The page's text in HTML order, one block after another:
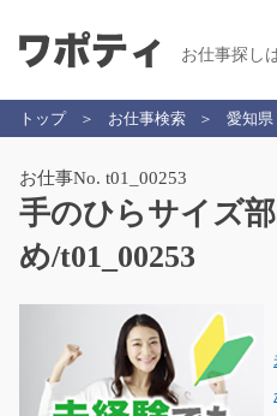
お仕事探し
トップ お仕事検索 愛知県
お仕事No. t01_00253
手のひらサイズ
め/t01_00253